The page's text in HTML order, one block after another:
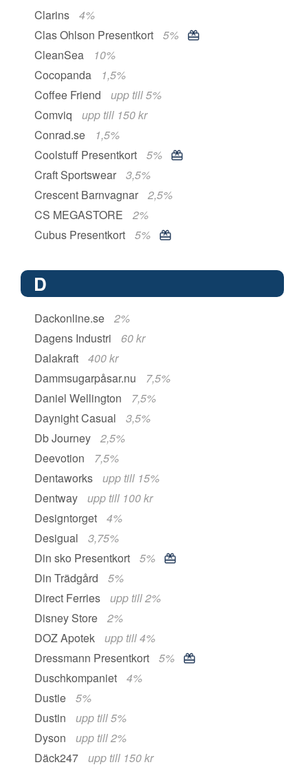
Clarins
4%
Clas Ohlson Presentkort
5%
CleanSea
10%
Cocopanda
1,5%
Coffee Friend
upp till 5%
Comviq
upp till 150 kr
Conrad.se
1,5%
Coolstuff Presentkort
5%
Craft Sportswear
3,5%
Crescent Barnvagnar
2,5%
CS MEGASTORE
2%
Cubus Presentkort
5%
D
Dackonline.se
2%
Dagens Industri
60 kr
Dalakraft
400 kr
Dammsugarpåsar.nu
7,5%
Daniel Wellington
7,5%
Daynight Casual
3,5%
Db Journey
2,5%
Deevotion
7,5%
Dentaworks
upp till 15%
Dentway
upp till 100 kr
Designtorget
4%
Desigual
3,75%
Din sko Presentkort
5%
Din Trädgård
5%
Direct Ferries
upp till 2%
Disney Store
2%
DOZ Apotek
upp till 4%
Dressmann Presentkort
5%
Duschkompaniet
4%
Dustie
5%
Dustin
upp till 5%
Dyson
upp till 2%
Däck247
upp till 150 kr